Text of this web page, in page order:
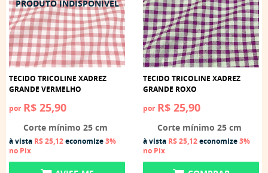
TECIDO TRICOLINE XADREZ
GRANDE VERMELHO
por R$ 25,90
Corte mínimo 25 cm
à vista R$ 25,12economize3%
no Pix
TECIDO TRICOLINE XADREZ
GRANDE ROXO
por R$ 25,90
Corte mínimo 25 cm
à vista R$ 25,12economize3%
no Pix